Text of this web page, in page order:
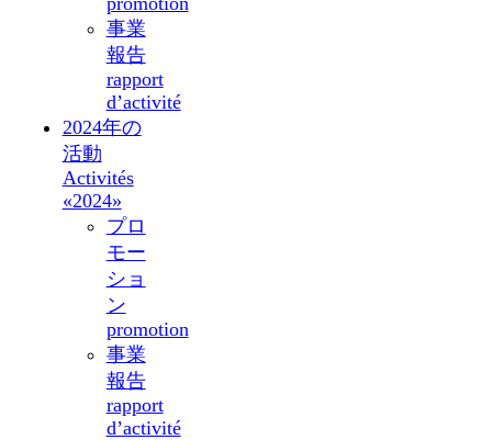
事業
報告
rapport
d’activité
2024年の
活動
Activités
«2024»
プロ
モー
ショ
ン
promotion
事業
報告
rapport
d’activité